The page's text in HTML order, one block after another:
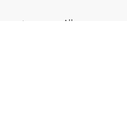
Alles weergeven